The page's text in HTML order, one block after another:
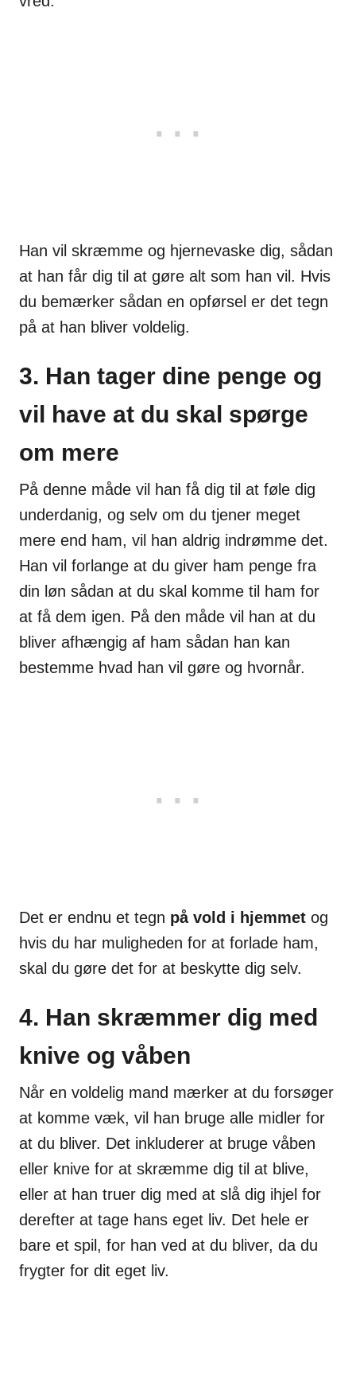
Han vil skræmme og hjernevaske dig, sådan
at han får dig til at gøre alt som han vil. Hvis
du bemærker sådan en opførsel er det tegn
på at han bliver voldelig.
3. Han tager dine penge og
vil have at du skal spørge
om mere
På denne måde vil han få dig til at føle dig
underdanig, og selv om du tjener meget
mere end ham, vil han aldrig indrømme det.
Han vil forlange at du giver ham penge fra
din løn sådan at du skal komme til ham for
at få dem igen. På den måde vil han at du
bliver afhængig af ham sådan han kan
bestemme hvad han vil gøre og hvornår.
Det er endnu et tegn på vold i hjemmet og
hvis du har muligheden for at forlade ham,
skal du gøre det for at beskytte dig selv.
4. Han skræmmer dig med
knive og våben
Når en voldelig mand mærker at du forsøger
at komme væk, vil han bruge alle midler for
at du bliver. Det inkluderer at bruge våben
eller knive for at skræmme dig til at blive,
eller at han truer dig med at slå dig ihjel for
derefter at tage hans eget liv. Det hele er
bare et spil, for han ved at du bliver, da du
frygter for dit eget liv.